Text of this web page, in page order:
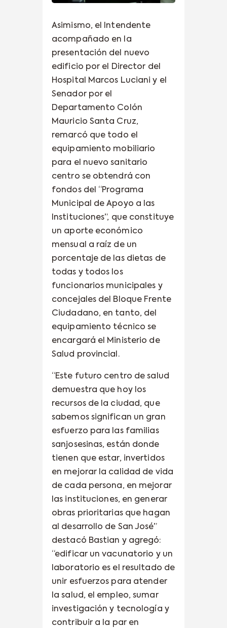
Asimismo, el Intendente
acompañado en la
presentación del nuevo
edificio por el Director del
Hospital Marcos Luciani y el
Senador por el
Departamento Colón
Mauricio Santa Cruz,
remarcó que todo el
equipamiento mobiliario
para el nuevo sanitario
centro se obtendrá con
fondos del “Programa
Municipal de Apoyo a las
Instituciones”, que constituye
un aporte económico
mensual a raíz de un
porcentaje de las dietas de
todas y todos los
funcionarios municipales y
concejales del Bloque Frente
Ciudadano, en tanto, del
equipamiento técnico se
encargará el Ministerio de
Salud provincial.
“Este futuro centro de salud
demuestra que hoy los
recursos de la ciudad, que
sabemos significan un gran
esfuerzo para las familias
sanjosesinas, están donde
tienen que estar, invertidos
en mejorar la calidad de vida
de cada persona, en mejorar
las instituciones, en generar
obras prioritarias que hagan
al desarrollo de San José”
destacó Bastian y agregó:
“edificar un vacunatorio y un
laboratorio es el resultado de
unir esfuerzos para atender
la salud, el empleo, sumar
investigación y tecnología y
contribuir a la par en